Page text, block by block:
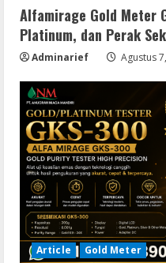
Alfamirage Gold Meter
Platinum, dan Perak
Adminarief Agustus
Article Gold Meter